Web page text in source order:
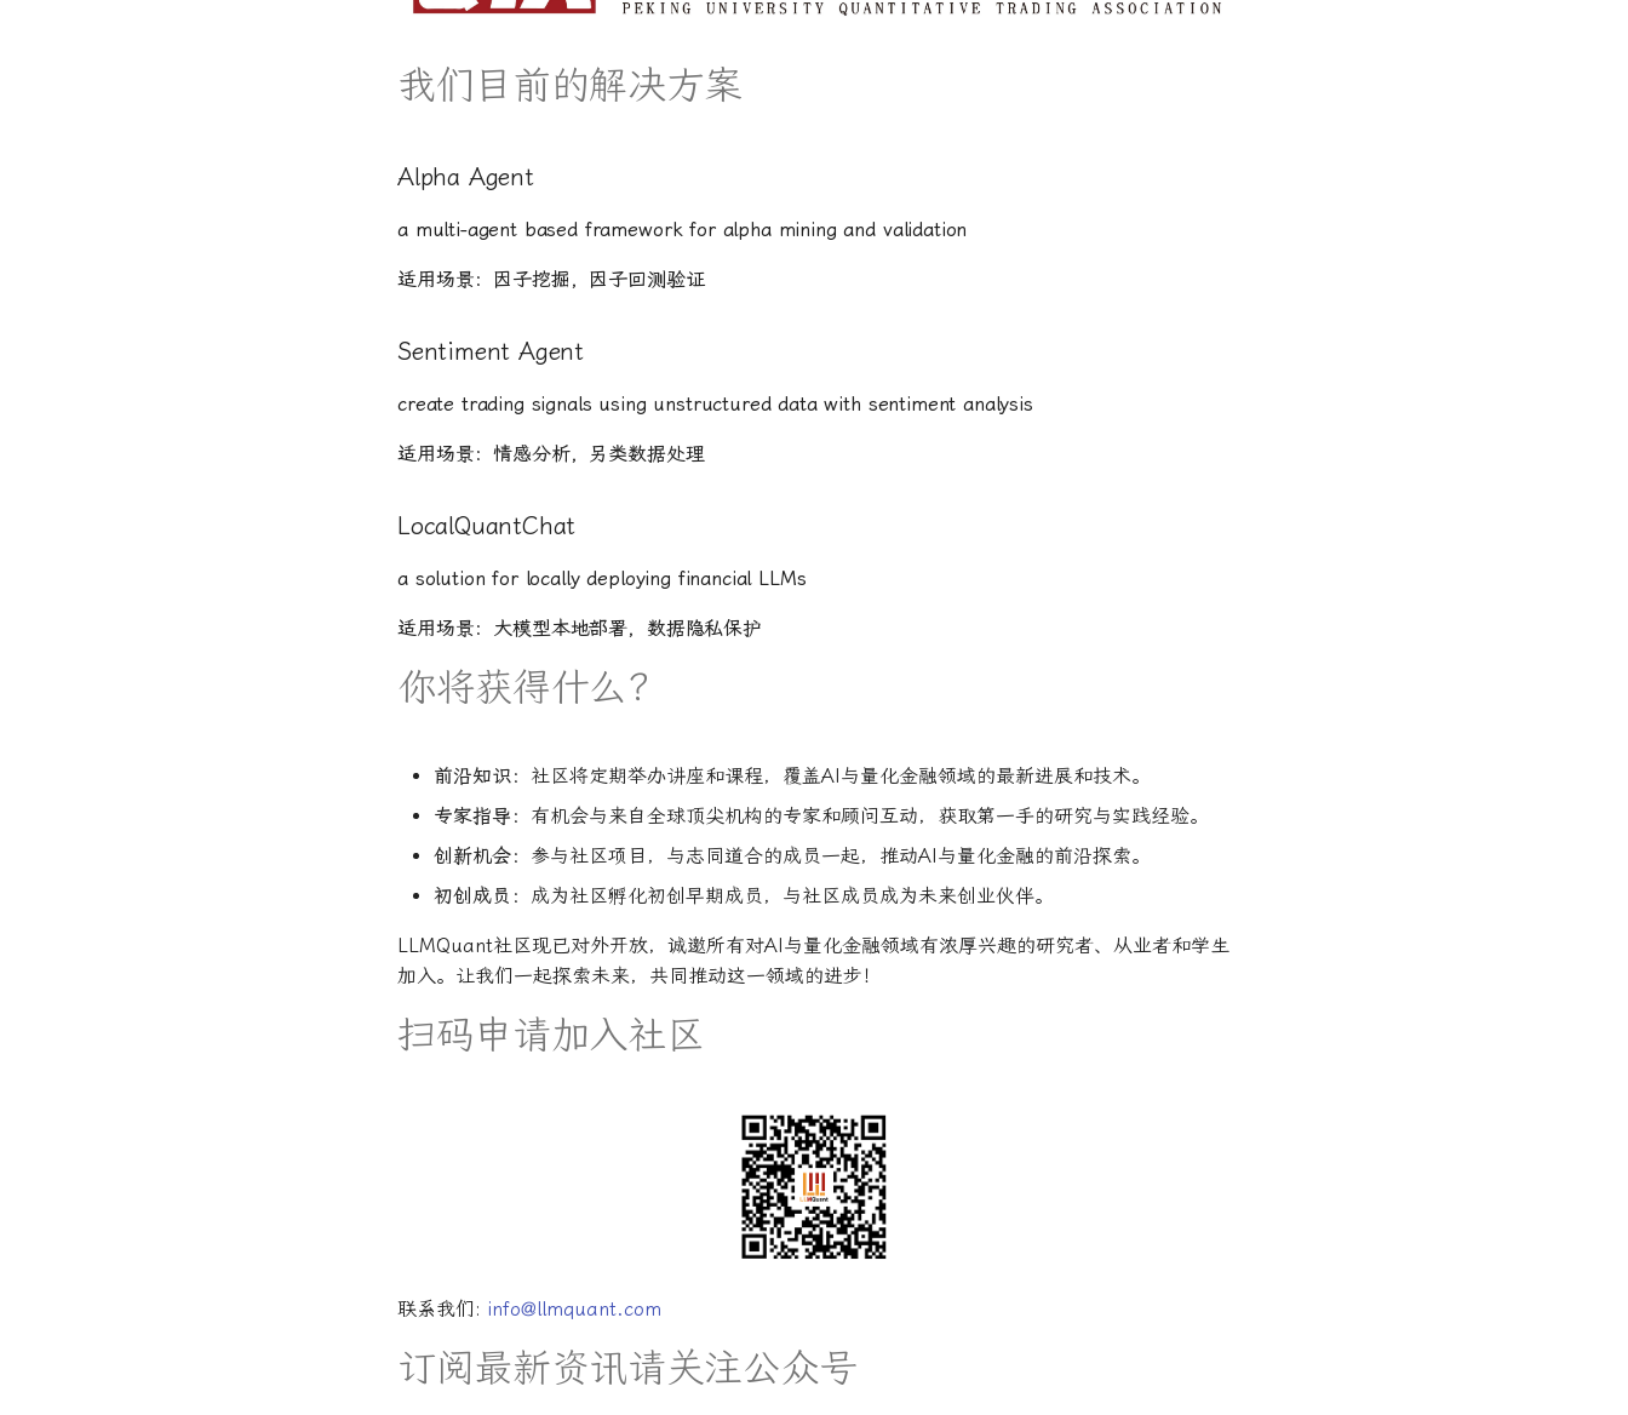
我们目前的解决方案
Alpha Agent
a multi-agent based framework for alpha mining and validation
适用场景：因子挖掘，因子回测验证
Sentiment Agent
create trading signals using unstructured data with sentiment analysis
适用场景：情感分析，另类数据处理
LocalQuantChat
a solution for locally deploying financial LLMs
适用场景：大模型本地部署，数据隐私保护
你将获得什么？
前沿知识 ：社区将定期举办讲座和课程，覆盖AI与量化金融领域的最新进展和技术。
专家指导 ：有机会与来自全球顶尖机构的专家和顾问互动，获取第一手的研究与实践经验。
创新机会：参与社区项目，与志同道合的成员一起，推动AI与量化金融的前沿探索。
初创成员 ：成为社区孵化初创早期成员，与社区成员成为未来创业伙伴。
LLMQuant社区现已对外开放，诚邀所有对AI与量化金融领域有浓厚兴趣的研究者、从业者和学生
加入。让我们一起探索未来，共同推动这一领域的进步！
扫码申请加入社区
联系我们: info@llmquant.com
订阅最新资讯请关注公众号